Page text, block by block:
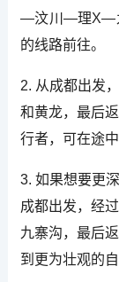
—汶川—理X—
的线路前往。
2. 从成都出发
和黄龙，最后
行者，可在途
3. 如果想要更
成都出发，经
九寨沟，最后
到更为壮观的自